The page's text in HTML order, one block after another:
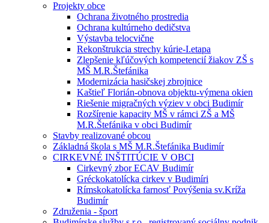
Projekty obce
Ochrana životného prostredia
Ochrana kultúrneho dedičstva
Výstavba telocvične
Rekonštrukcia strechy kúrie-I.etapa
Zlepšenie kľúčových kompetencií žiakov ZŠ s
MŠ M.R.Štefánika
Modernizácia hasičskej zbrojnice
Kaštieľ Florián-obnova objektu-výmena okien
Riešenie migračných výziev v obci Budimír
Rozšírenie kapacity MŠ v rámci ZŠ a MŠ
M.R.Štefánika v obci Budimír
Stavby realizované obcou
Základná škola s MŠ M.R.Štefánika Budimír
CIRKEVNÉ INŠTITÚCIE V OBCI
Cirkevný zbor ECAV Budimír
Gréckokatolícka cirkev v Budimíri
Rímskokatolícka farnosť Povýšenia sv.Kríža
Budimír
Združenia - šport